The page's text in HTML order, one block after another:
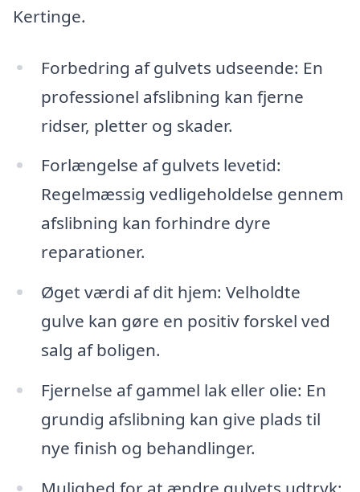
Kertinge.
Forbedring af gulvets udseende: En
professionel afslibning kan fjerne
ridser, pletter og skader.
Forlængelse af gulvets levetid:
Regelmæssig vedligeholdelse gennem
afslibning kan forhindre dyre
reparationer.
Øget værdi af dit hjem: Velholdte
gulve kan gøre en positiv forskel ved
salg af boligen.
Fjernelse af gammel lak eller olie: En
grundig afslibning kan give plads til
nye finish og behandlinger.